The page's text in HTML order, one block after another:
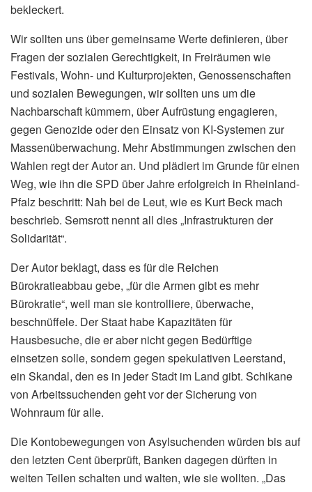
bekleckert.
Wir sollten uns über gemeinsame Werte definieren, über
Fragen der sozialen Gerechtigkeit, in Freiräumen wie
Festivals, Wohn- und Kulturprojekten, Genossenschaften
und sozialen Bewegungen, wir sollten uns um die
Nachbarschaft kümmern, über Aufrüstung engagieren,
gegen Genozide oder den Einsatz von KI-Systemen zur
Massenüberwachung. Mehr Abstimmungen zwischen den
Wahlen regt der Autor an. Und plädiert im Grunde für einen
Weg, wie ihn die SPD über Jahre erfolgreich in Rheinland-
Pfalz beschritt: Nah bei de Leut, wie es Kurt Beck mach
beschrieb. Semsrott nennt all dies „Infrastrukturen der
Solidarität“.
Der Autor beklagt, dass es für die Reichen
Bürokratieabbau gebe, „für die Armen gibt es mehr
Bürokratie“, weil man sie kontrolliere, überwache,
beschnüffele. Der Staat habe Kapazitäten für
Hausbesuche, die er aber nicht gegen Bedürftige
einsetzen solle, sondern gegen spekulativen Leerstand,
ein Skandal, den es in jeder Stadt im Land gibt. Schikane
von Arbeitssuchenden geht vor der Sicherung von
Wohnraum für alle.
Die Kontobewegungen von Asylsuchenden würden bis auf
den letzten Cent überprüft, Banken dagegen dürften in
weiten Teilen schalten und walten, wie sie wollten. „Das